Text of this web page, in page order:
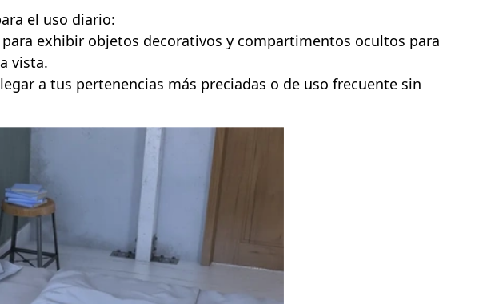
el uso diario:
exhibir objetos decorativos y compartimentos ocultos para
vista.
a tus pertenencias más preciadas o de uso frecuente sin